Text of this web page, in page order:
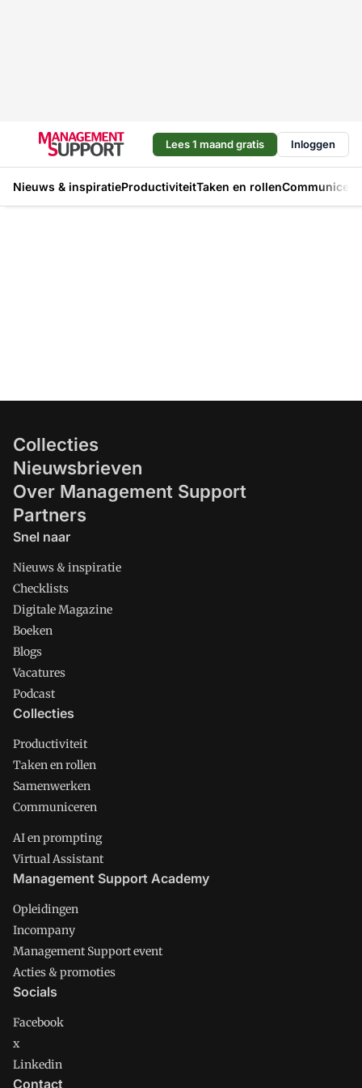
Lees 1 maand gratis Inloggen
Nieuws & inspiratieProductiviteitTaken en rollen
Collecties
Nieuwsbrieven
Over Management Support
Partners
Snel naar
Nieuws & inspiratie
Checklists
Digitale Magazine
Boeken
Blogs
Vacatures
Podcast
Collecties
Productiviteit
Taken en rollen
Samenwerken
Communiceren
AI en prompting
Virtual Assistant
Management Support Academy
Opleidingen
Incompany
Management Support event
Acties & promoties
Socials
Facebook
x
Linkedin
Contact